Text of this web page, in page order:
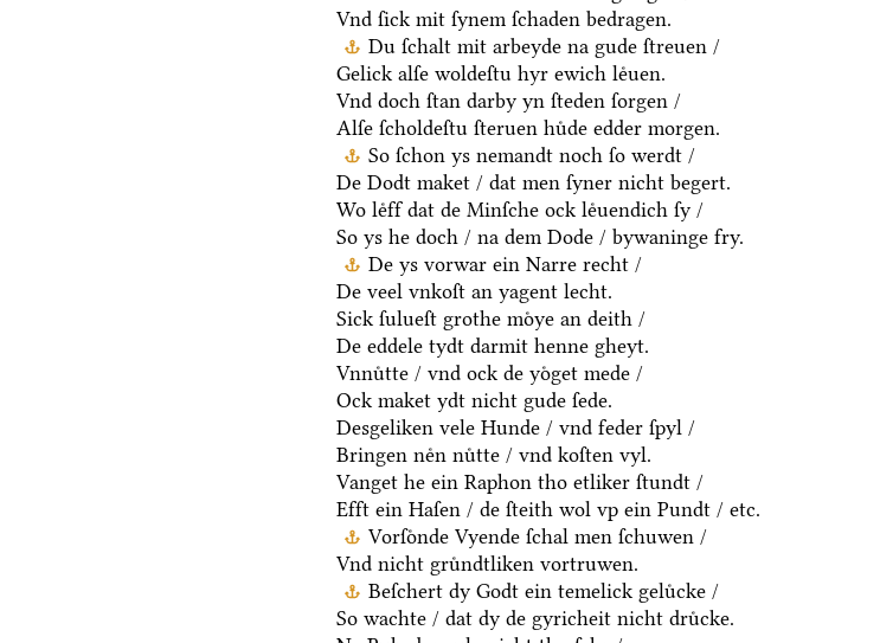
Vnd ſick mit ſynem ſchaden bedragen.
Du ſchalt mit arbeyde na gude ſtreuen /
Gelick alſe woldeſtu hyr ewich leͤuen.
Vnd doch ſtan darby yn ſteden ſorgen /
Alſe ſcholdeſtu ſteruen huͤde edder morgen.
So ſchon ys nemandt noch ſo werdt /
De Dodt maket / dat men ſyner nicht begert.
Wo leͤff dat de Minſche ock leͤuendich ſy /
So ys he doch / na dem Dode / bywaninge fry.
De ys vorwar ein Narre recht /
De veel vnkoſt an yagent lecht.
Sick ſulueſt grothe moͤye an deith /
De eddele tydt darmit henne gheyt.
Vnnuͤtte / vnd ock de yoͤget mede /
Ock maket ydt nicht gude ſede.
Desgeliken vele Hunde / vnd feder ſpyl /
Bringen neͤn nuͤtte / vnd koſten vyl.
Vanget he ein Raphon tho etliker ſtundt /
Efft ein Haſen / de ſteith wol vp ein Pundt / etc.
Vorſoͤnde Vyende ſchal men ſchuwen /
Vnd nicht gruͤndtliken vortruwen.
Beſchert dy Godt ein temelick geluͤcke /
So wachte / dat dy de gyricheit nicht druͤcke.